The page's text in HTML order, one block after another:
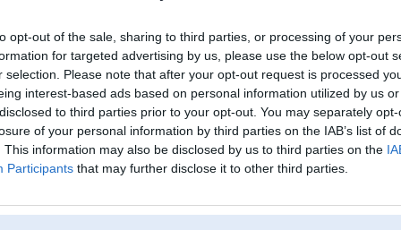
opt-out of the sale, sharing to third parties, or processing of your
for targeted advertising by us, please use the below opt-out
selection. Please note that after your opt-out request is processed
interest-based ads based on personal information utilized by us
to third parties prior to your opt-out. You may separately
of your personal information by third parties on the IAB’s list of
This information may also be disclosed by us to third parties on the
Participants that may further disclose it to other third parties.
savu BMW 5.sērijas versiju
(27)
ateljē „Alpina” 2005.gada pavasarī Ženēvas autošovā prezentēs savu pārveidojumu